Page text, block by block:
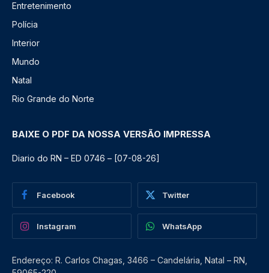
Entretenimento
Polícia
Interior
Mundo
Natal
Rio Grande do Norte
BAIXE O PDF DA NOSSA VERSÃO IMPRESSA
Diario do RN – ED 0746 – [07-08-26]
Facebook Twitter
Instagram WhatsApp
Endereço: R. Carlos Chagas, 3466 – Candelária, Natal – RN,